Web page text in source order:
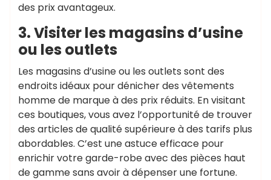
des prix avantageux.
3. Visiter les magasins d’usine
ou les outlets
Les magasins d’usine ou les outlets sont des
endroits idéaux pour dénicher des vêtements
homme de marque à des prix réduits. En visitant
ces boutiques, vous avez l’opportunité de trouver
des articles de qualité supérieure à des tarifs plus
abordables. C’est une astuce efficace pour
enrichir votre garde-robe avec des pièces haut
de gamme sans avoir à dépenser une fortune.